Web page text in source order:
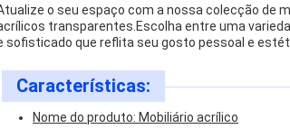
o seu espaço com a nossa colecção de
transparentes.Escolha entre uma
sofisticado que reflita seu gosto pessoal e
Características:
Nome do produto: Mobiliário acrílico